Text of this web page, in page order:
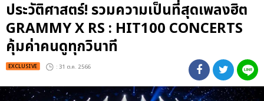
ประวัติศาสตร์! รวมความเป็นที่สุดเพลงฮิต
GRAMMY X RS : HIT100 CONCERTS
คุ้มค่าคนดูทุกวินาที
EXCLUSIVE : 31 ต.ค. 2566